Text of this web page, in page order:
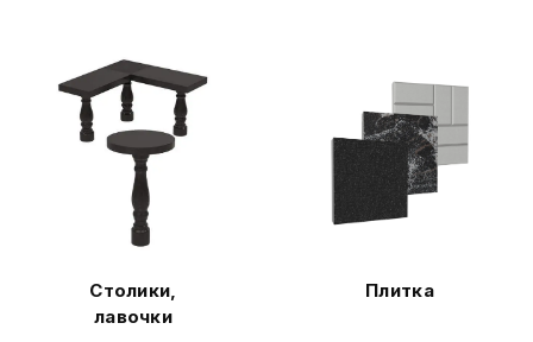
Столики,
лавочки
Плитка